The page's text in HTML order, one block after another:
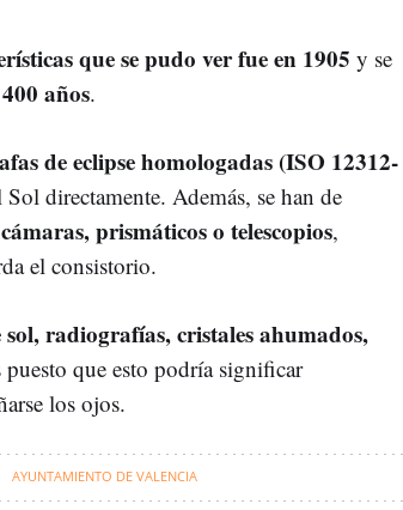
que se pudo ver fue en 1905 y se
años.
de eclipse homologadas (ISO 12312-
directamente. Además, se han de
cámaras, prismáticos o telescopios,
el consistorio.
sol, radiografías, cristales ahumados,
que esto podría significar
los ojos.
AYUNTAMIENTO DE VALENCIA